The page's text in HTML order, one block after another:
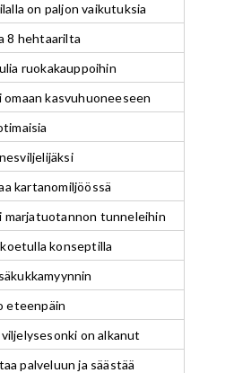
on paljon vaikutuksia
8 hehtaarilta
ruokakauppoihin
kasvuhuoneeseen
kartanomiljöössä
tunneleihin
konseptilla
eteenpäin
on alkanut
palveluun ja säästää